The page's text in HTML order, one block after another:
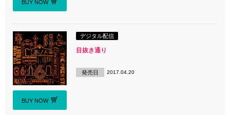
BUY NOW
BUY NOW
デジタル配信
目抜き通り
発売日 2017.04.20